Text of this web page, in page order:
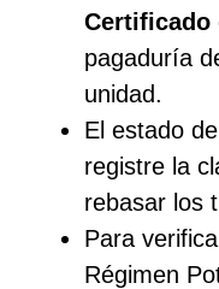
Certificado
pagaduría
unidad.
El estado
registre la
rebasar los
Para
Régimen